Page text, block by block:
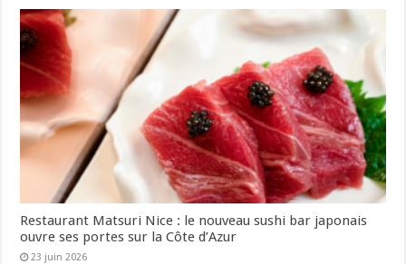
Restaurant Matsuri Nice : le nouveau sushi bar japonais
ouvre ses portes sur la Côte d’Azur
23 juin 2026